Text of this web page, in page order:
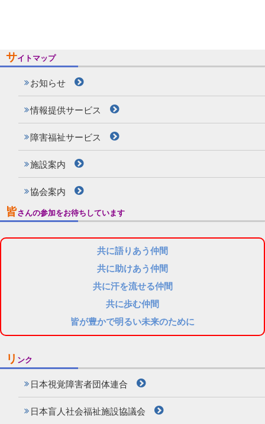
サイトマップ
お知らせ
情報提供サービス
障害福祉サービス
施設案内
協会案内
皆さんの参加をお待ちしています
共に語りあう仲間
共に助けあう仲間
共に汗を流せる仲間
共に歩む仲間
皆が豊かで明るい未来のために
リ ンク
日本視覚障害者団体連合
日本盲人社会福祉施設協議会